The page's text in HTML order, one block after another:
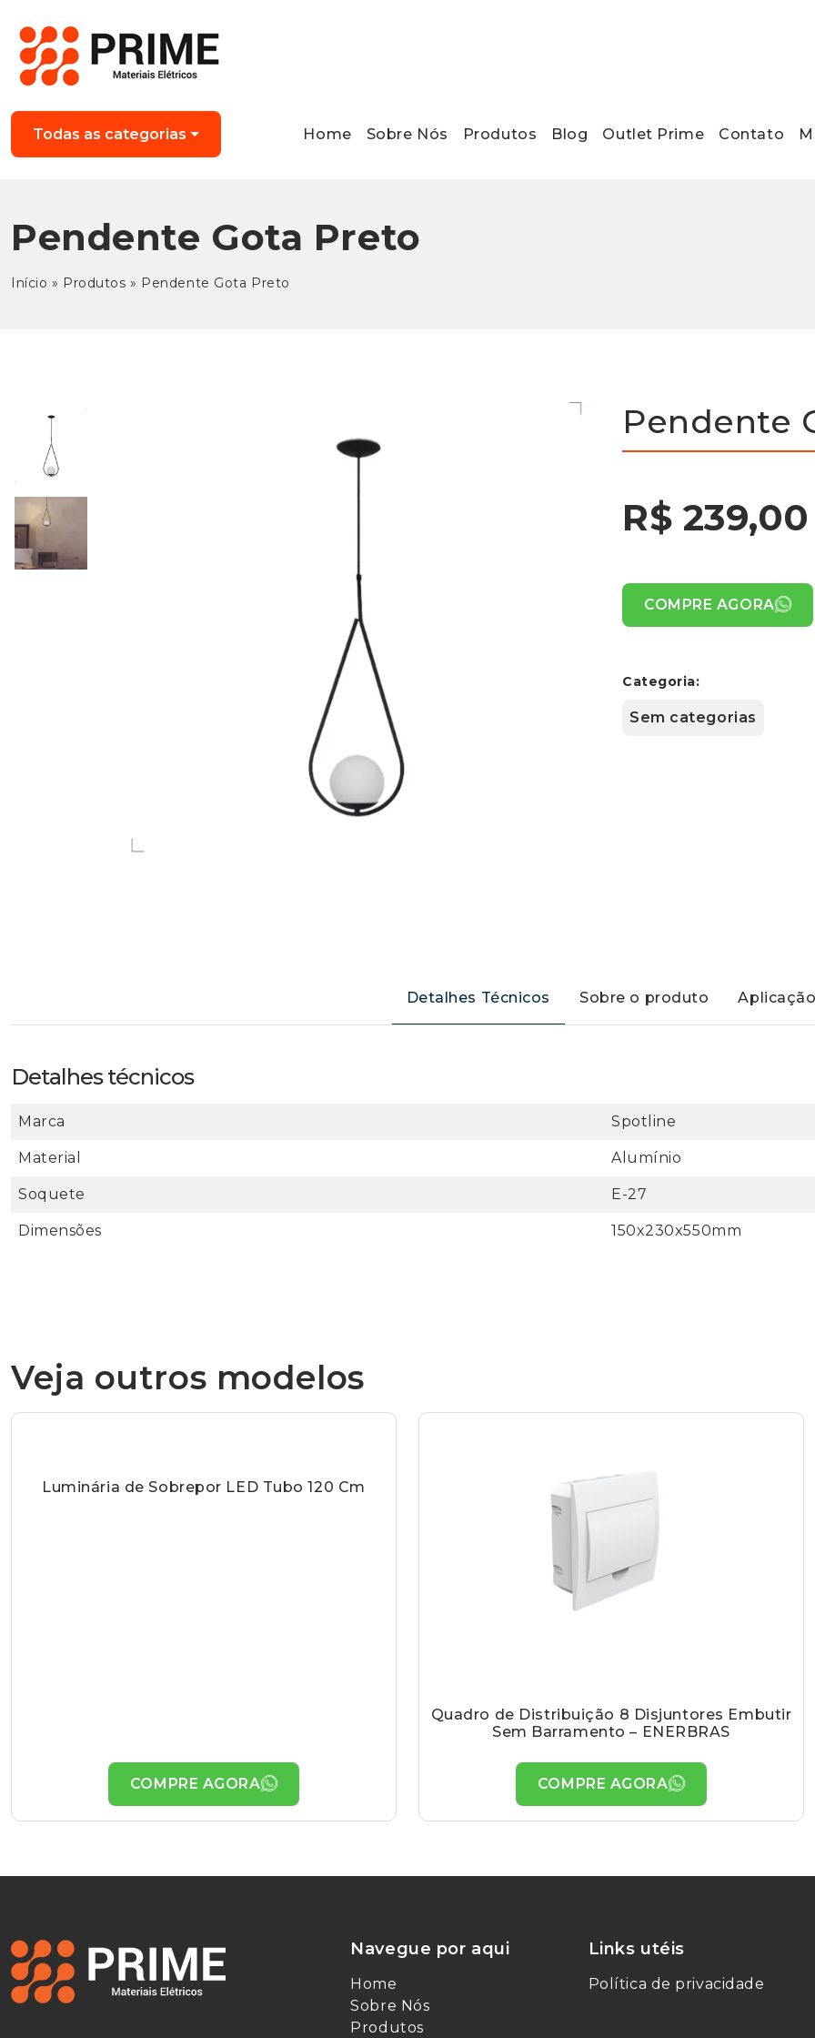
Todas as categorias Home Sobre Nós Produtos Blog Outlet Prime Contato
Pendente Gota Preto
Início » Produtos » Pendente Gota Preto
Pendente
R$ 239,00
COMPRE AGORA
Categoria:
Sem categorias
Detalhes Técnicos Sobre o produto
Detalhes técnicos
Marca Spotline
Material Alumínio
Soquete E-27
Dimensões 150x230x550mm
Veja outros modelos
Luminária de Sobrepor LED Tubo 120 Cm
COMPRE AGORA
Quadro de Distribuição 8 Disjuntores Embutir
Sem Barramento – ENERBRAS
COMPRE AGORA
Navegue por aqui
Home
Sobre Nós
Produtos
Links utéis
Política de privacidade